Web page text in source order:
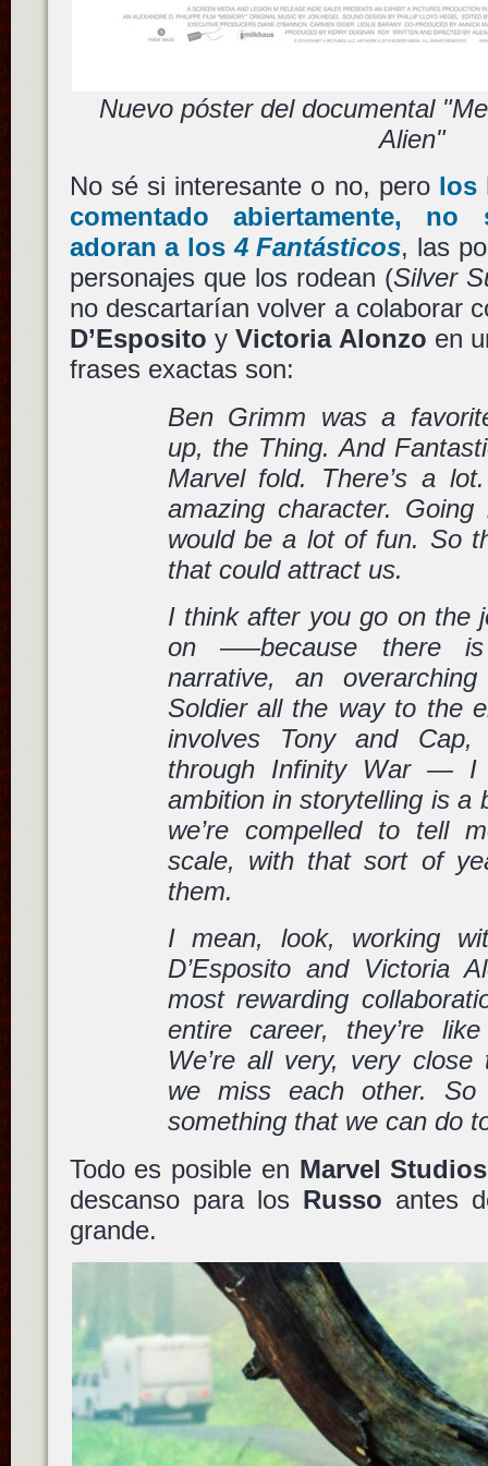
Nuevo póster del documental
Alien"
No sé si interesante o no, pero los
comentado abiertamente,
adoran a los4 Fantásticos, las
personajes que los rodean (Silver
no descartarían volver a colaborar
D’Esposito yVictoria Alonzo en
frases exactas son:
Ben Grimm was a
up, the Thing. And
Marvel fold. There’s a
amazing character.
would be a lot of fun. So
that could attract us.
I think after you go on the
on –—because there is
narrative, an
Soldierall the way to the
involves Tony and
through Infinity War— I
ambition in storytelling is a
we’re compelled to tell
scale, with that sort of
them.
I mean, look, working
D’Esposito and Victoria
most rewarding
entire career, they’re
We’re all very, very
we miss each other. So
something that we can do
Todo es posible en Marvel Studios
descanso para los Russo antes
grande.